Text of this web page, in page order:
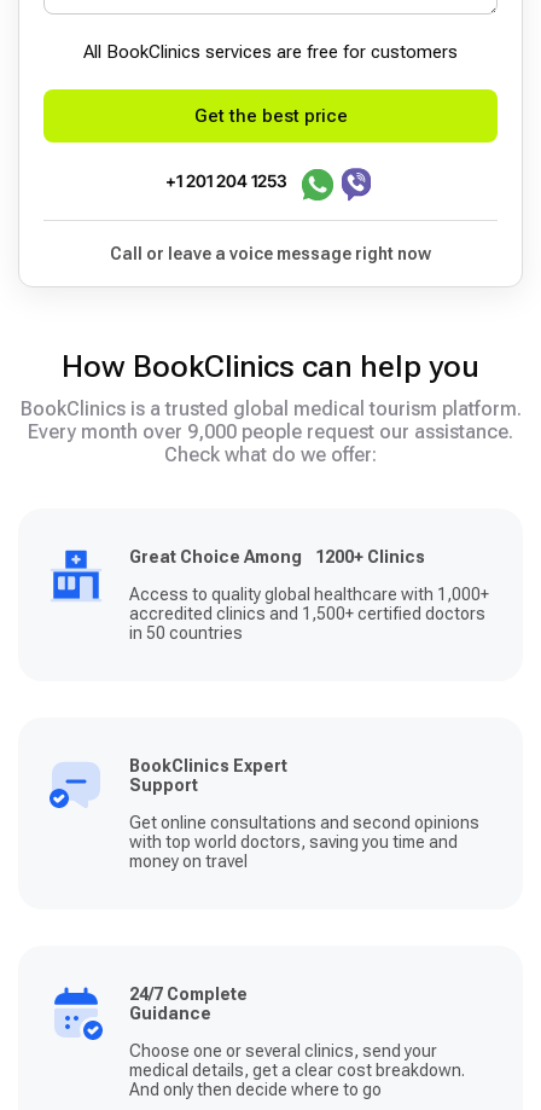
All BookСlinics services are free for customers
Get the best price
+1 201 204 1253
Call or leave a voice message right now
How BookClinics can help you
BookClinics is a trusted global medical tourism platform.
Every month over 9,000 people request our assistance.
Check what do we offer:
Great Choice Among 1200+ Clinics
Access to quality global healthcare with 1,000+
accredited clinics and 1,500+ certified doctors
in 50 countries
BookClinics Expert
Support
Get online consultations and second opinions
with top world doctors, saving you time and
money on travel
24/7 Complete
Guidance
Choose one or several clinics, send your
medical details, get a clear cost breakdown.
And only then decide where to go